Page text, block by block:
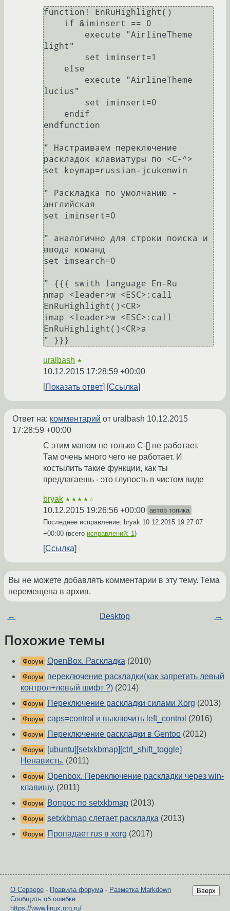
function! EnRuHighlight()
light"
lucius"
endfunction
" Настраиваем переключение
раскладок клавиатуры по <C-^>
set keymap=russian-jcukenwin
" Раскладка по умолчанию -
английская
set iminsert=0
" аналогично для строки поиска и
ввода команд
set imsearch=0
" {{{ swith language En-Ru
nmap <leader>w <ESC>:call
EnRuHighlight()<CR>
imap <leader>w <ESC>:call
EnRuHighlight()<CR>a
uralbash ★
10.12.2015 17:28:59 +00:00
Показать ответ
Ссылка
Ответ на: комментарий от uralbash 10.12.2015
17:28:59 +00:00
С этим мапом не только C-[] не работает.
Там очень много чего не работает. И
костылить такие функции, как ты
предлагаешь - это глупость в чистом виде
bryak ★★★★☆
10.12.2015 19:26:56 +00:00 автор топика
Последнее исправление: bryak 10.12.2015 19:27:07
+00:00 (всего исправлений: 1)
Ссылка
Вы не можете добавлять комментарии в эту тему. Тема
перемещена в архив.
← Desktop →
Похожие темы
Форум OpenBox. Раскладка (2010)
Форум
переключение раскладки(как запретить левый
контрол+левый шифт ?) (2014)
Форум Переключение раскладки силами Xorg (2013)
Форум caps=control и выключить left_control (2016)
Форум Переключение раскладки в Gentoo (2012)
Форум
[ubuntu][setxkbmap][ctrl_shift_toggle]
Ненависть. (2011)
Форум Openbox. Переключение раскладки через win-
клавишу. (2011)
Форум Вопрос по setxkbmap (2013)
Форум setxkbmap слетает раскладка (2013)
Форум Пропадает rus в xorg (2017)
Вверх
О Сервере - Правила форума- Разметка Markdown
Сообщить об ошибке
https://www.linux.org.ru/